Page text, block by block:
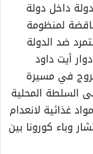
داخل دولة
لمنظومة
ضد الدولة
أيت داود
في مسيرة
السلطة المحلية
غذائية لانعدام
وباء كورونا بين